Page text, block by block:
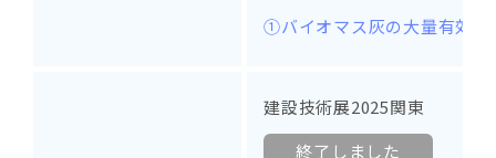
①バイオマス灰の大量有効活
建設技術展2025関東
終了しました